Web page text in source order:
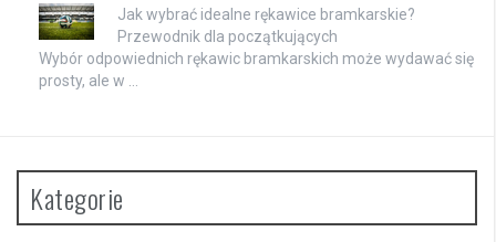
Jak wybrać idealne rękawice bramkarskie?
Przewodnik dla początkujących
Wybór odpowiednich rękawic bramkarskich może wydawać się
prosty, ale w …
Kategorie